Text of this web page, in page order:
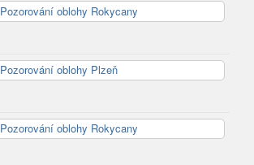
Pozorování oblohy Rokycany
Pozorování oblohy Plzeň
Pozorování oblohy Rokycany